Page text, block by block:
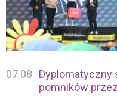
07.08
Dyplomatyczny
pomników